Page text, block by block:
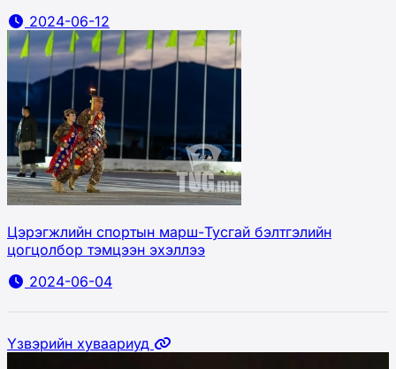
2024-06-12
Цэрэгжлийн спортын марш-Тусгай бэлтгэлийн
цогцолбор тэмцээн эхэллээ
2024-06-04
Үзвэрийн хуваариуд